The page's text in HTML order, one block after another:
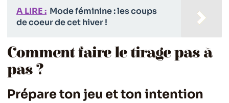
A LIRE : Mode féminine : les coups
de coeur de cet hiver !
Comment faire le tirage pas à
pas ?
Prépare ton jeu et ton intention